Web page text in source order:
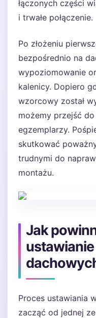
łączonych części
i trwałe połączenie.
Po złożeniu
bezpośrednio na
wypoziomowanie
kalenicy. Dopiero
wzorcowy został
możemy przejść
egzemplarzy.
skutkować
trudnymi do
montażu.
Jak
Proces ustawiania
zacząć od jednej